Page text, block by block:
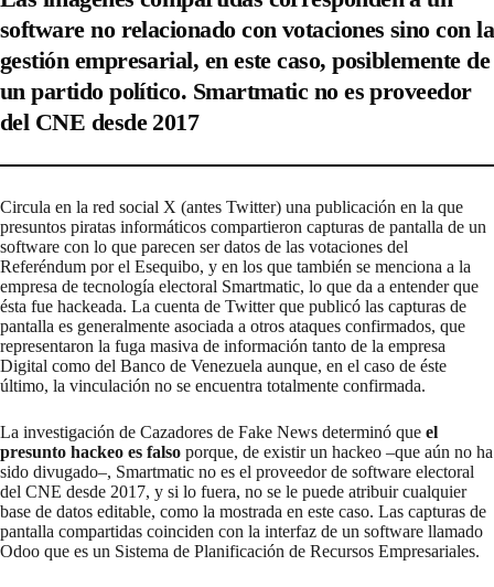
software no relacionado con votaciones sino con la
gestión empresarial, en este caso, posiblemente de
un partido político. Smartmatic no es proveedor
del CNE desde 2017
Circula en la red social X (antes Twitter) una publicación en la que
presuntos piratas informáticos compartieron capturas de pantalla de un
software con lo que parecen ser datos de las votaciones del
Referéndum por el Esequibo, y en los que también se menciona a la
empresa de tecnología electoral Smartmatic, lo que da a entender que
ésta fue hackeada. La cuenta de Twitter que publicó las capturas de
pantalla es generalmente asociada a otros ataques confirmados, que
representaron la fuga masiva de información tanto de la empresa
Digital como del Banco de Venezuela aunque, en el caso de éste
último, la vinculación no se encuentra totalmente confirmada.
La investigación de Cazadores de Fake News determinó que el
presunto hackeo es falso porque, de existir un hackeo –que aún no ha
sido divugado–, Smartmatic no es el proveedor de software electoral
del CNE desde 2017, y si lo fuera, no se le puede atribuir cualquier
base de datos editable, como la mostrada en este caso. Las capturas de
pantalla compartidas coinciden con la interfaz de un software llamado
Odoo que es un Sistema de Planificación de Recursos Empresariales.